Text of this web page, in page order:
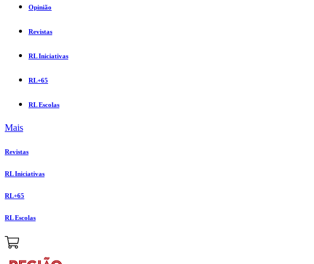
Opinião
Revistas
RL Iniciativas
RL+65
RL Escolas
Mais
Revistas
RL Iniciativas
RL+65
RL Escolas